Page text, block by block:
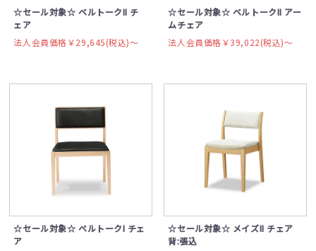
☆セール対象☆ ベルトークII チ
ェア
法人会員価格￥29,645(税込)〜
☆セール対象☆ ベルトークII アー
ムチェア
法人会員価格￥39,022(税込)〜
☆セール対象☆ ベルトークI チェ
ア
☆セール対象☆ メイズII チェア
背:張込